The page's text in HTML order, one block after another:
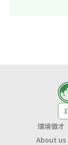
環境徵才
About us